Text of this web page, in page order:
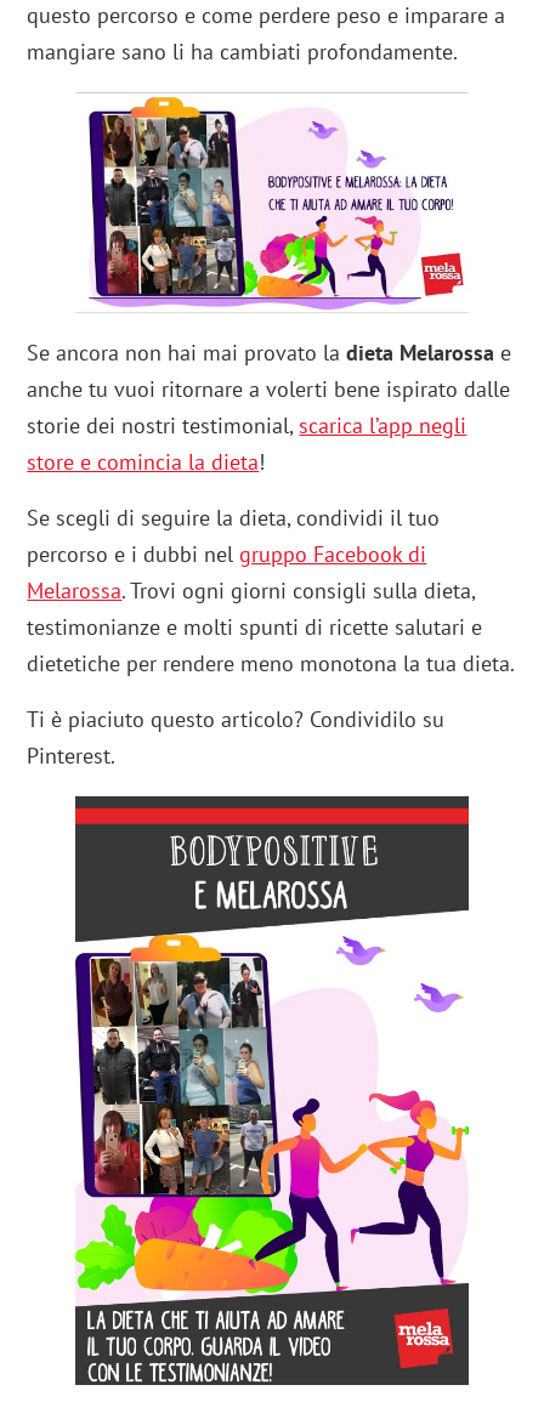
questo percorso e come perdere peso e imparare a
mangiare sano li ha cambiati profondamente.
Se ancora non hai mai provato la dieta Melarossa e
anche tu vuoi ritornare a volerti bene ispirato dalle
storie dei nostri testimonial, scarica l’app negli
store e comincia la dieta!
Se scegli di seguire la dieta, condividi il tuo
percorso e i dubbi nelgruppo Facebook di
Melarossa. Trovi ogni giorni consigli sulla dieta,
testimonianze e molti spunti di ricette salutari e
dietetiche per rendere meno monotona la tua dieta.
Ti è piaciuto questo articolo? Condividilo su
Pinterest.